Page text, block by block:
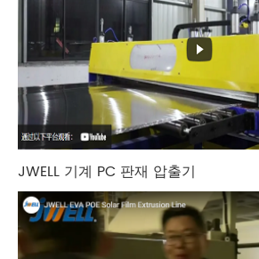
JWELL 기계 PC 판재 압출기